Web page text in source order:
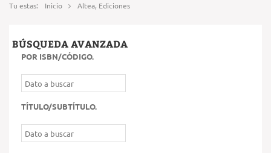
Tu estas: Inicio Altea, Ediciones
BÚSQUEDA AVANZADA
POR ISBN/CÓDIGO.
TÍTULO/SUBTÍTULO.